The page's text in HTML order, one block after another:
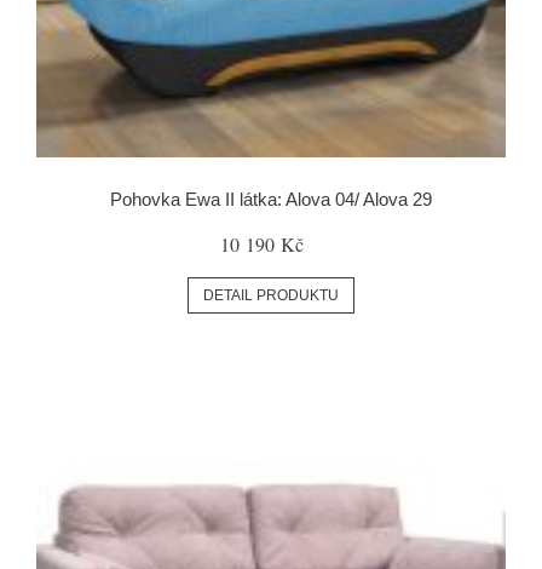
Pohovka Ewa II látka: Alova 04/ Alova 29
10 190 Kč
DETAIL PRODUKTU